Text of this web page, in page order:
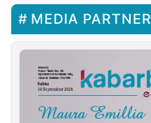
MEDIA PARTNER